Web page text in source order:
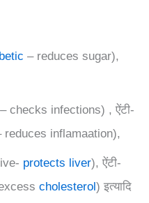
– reduces sugar),
– checks infections) , ऐंटी-
reduces inflamaation),
protects liver), ऐंटी-
cholesterol ) इत्यादि